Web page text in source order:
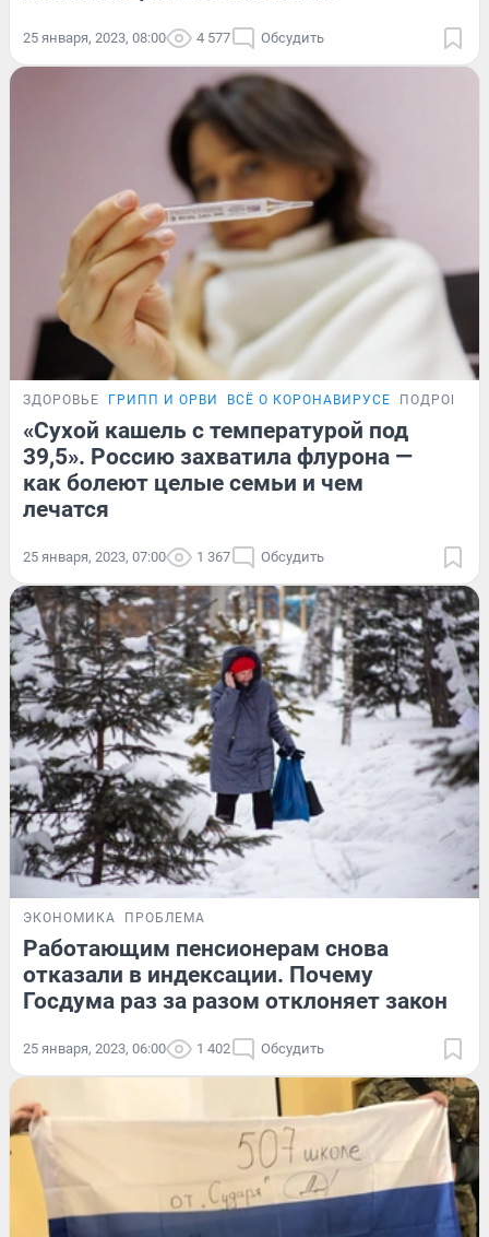
25 января, 2023, 08:00 4 577 Обсудить
ЗДОРОВЬЕ ГРИПП И ОРВИ ВСЁ О КОРОНАВИРУСЕ
«Сухой кашель с температурой под
39,5». Россию захватила флурона —
как болеют целые семьи и чем
лечатся
25 января, 2023, 07:00 1 367 Обсудить
ЭКОНОМИКА ПРОБЛЕМА
Работающим пенсионерам снова
отказали в индексации. Почему
Госдума раз за разом отклоняет закон
25 января, 2023, 06:00 1 402 Обсудить